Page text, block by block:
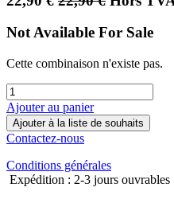
Not Available For Sale
Cette combinaison n'existe pas.
Ajouter au panier
Ajouter à la liste de souhaits
Contactez-nous
Conditions générales
Expédition : 2-3 jours ouvrables